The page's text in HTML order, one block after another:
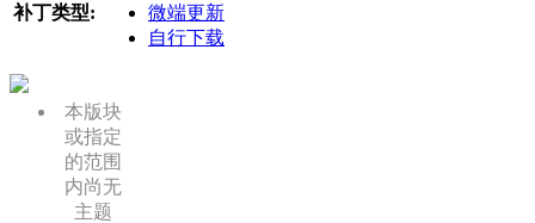
补丁类型:
微端更新
自行下载
本版块
或指定
的范围
内尚无
主题